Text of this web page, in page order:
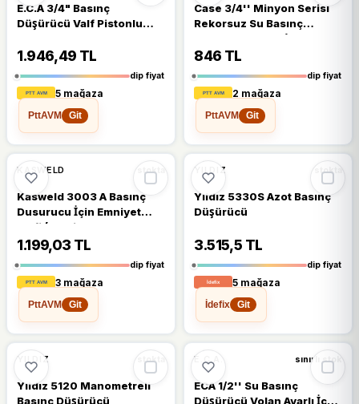
E.C.A 3/4" Basınç
Düşürücü Valf Pistonlu
1.946,49 TL
dip fiyat
5 mağaza
PttAVM
Git
Case 3/4'' Minyon Serisi
Rekorsuz Su Basınç
Düşürücü DN20 (Maks.16
Bar) - Water Pressure
846 TL
dip fiyat
2 mağaza
PttAVM
Git
%14
KASWELD stokta
Kasweld 3003 A Basınç
Dusurucu İçin Emniyet
Valfi (Asetilen)
1.199,03 TL
dip fiyat
3 mağaza
PttAVM
Git
%12
YILDIZ stokta
Yıldız 5330S Azot Basınç
Düşürücü
3.515,5 TL
dip fiyat
5 mağaza
İdefix
Git
%12
YILDIZ stokta
Yıldız 5120 Manometreli
Basınç Düşürücü
%12
E.C.A. sınırlı stok
ECA 1/2'' Su Basınç
Düşürücü Volan Ayarlı İç